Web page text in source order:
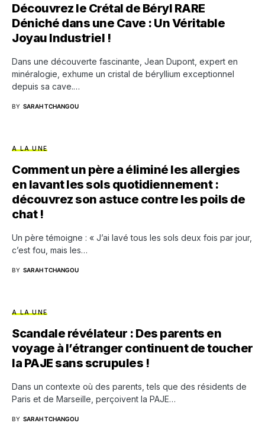
Découvrez le Crétal de Béryl RARE
Déniché dans une Cave : Un Véritable
Joyau Industriel !
Dans une découverte fascinante, Jean Dupont, expert en
minéralogie, exhume un cristal de béryllium exceptionnel
depuis sa cave.…
BY SARAH TCHANGOU
A LA UNE
Comment un père a éliminé les allergies
en lavant les sols quotidiennement :
découvrez son astuce contre les poils de
chat !
Un père témoigne : « J’ai lavé tous les sols deux fois par jour,
c’est fou, mais les…
BY SARAH TCHANGOU
A LA UNE
Scandale révélateur : Des parents en
voyage à l’étranger continuent de toucher
la PAJE sans scrupules !
Dans un contexte où des parents, tels que des résidents de
Paris et de Marseille, perçoivent la PAJE…
BY SARAH TCHANGOU